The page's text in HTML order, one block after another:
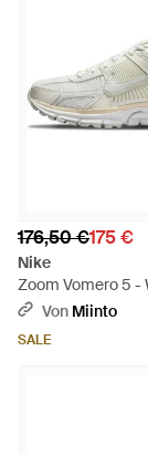
176,50 €175 €
Nike
Zoom Vomero 5 -
Von Miinto
SALE